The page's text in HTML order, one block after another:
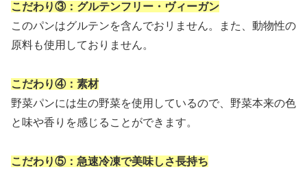
こだわり③：グルテンフリー・ヴィーガン
このパンはグルテンを含んでおリません。また、動物性の
原料も使用しておりません。
こだわり④：素材
野菜パンには生の野菜を使用しているので、野菜本来の色
と味や香りを感じることができます。
こだわり⑤：急速冷凍で美味しさ長持ち